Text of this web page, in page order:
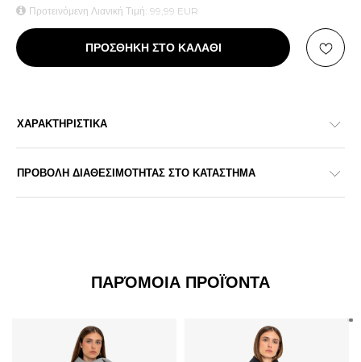
Προτεινόμενη Λιανική Τιμή: 99,99 EUR
ΠΡΟΣΘΗΚΗ ΣΤΟ ΚΑΛΑΘΙ
ΧΑΡΑΚΤΗΡΙΣΤΙΚΑ
ΠΡΟΒΟΛΗ ΔΙΑΘΕΣΙΜΟΤΗΤΑΣ ΣΤΟ ΚΑΤΑΣΤΗΜΑ
ΠΑΡΌΜΟΙΑ ΠΡΟΪΌΝΤΑ